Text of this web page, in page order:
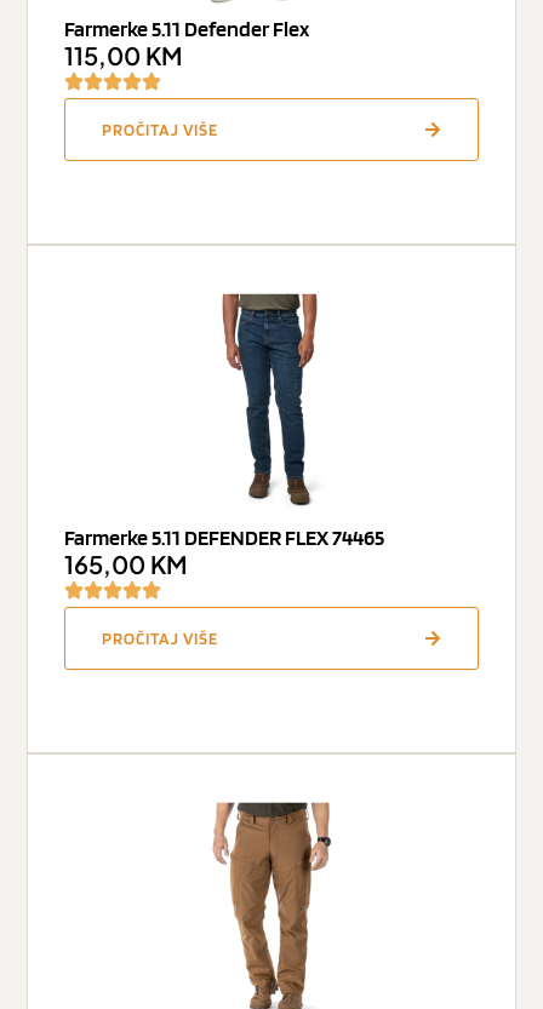
Farmerke 5.11 Defender Flex
115,00 KM
PROČITAJ VIŠE
Farmerke 5.11 DEFENDER FLEX 74465
165,00 KM
PROČITAJ VIŠE